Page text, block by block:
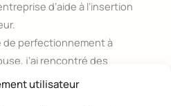
utilisateur
d’aide à l’insertion
de perfectionnement à
j’ai rencontré des
dont le métier de